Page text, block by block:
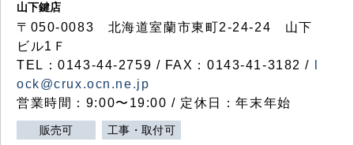
山下鍵店
〒050-0083 北海道室蘭市東町2-24-24 山下
ビル1Ｆ
TEL：0143-44-2759 / FAX：0143-41-3182 /
ock@crux.ocn.ne.jp
営業時間：9:00〜19:00 / 定休日：年末年始
販売可 工事・取付可